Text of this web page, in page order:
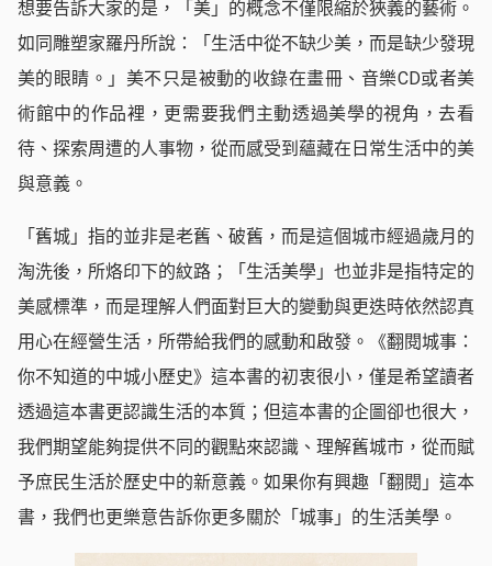
想要告訴大家的是，「美」的概念不僅限縮於狹義的藝術。
如同雕塑家羅丹所說：「生活中從不缺少美，而是缺少發現
美的眼睛。」美不只是被動的收錄在畫冊、音樂CD或者美
術館中的作品裡，更需要我們主動透過美學的視角，去看
待、探索周遭的人事物，從而感受到蘊藏在日常生活中的美
與意義。
「舊城」指的並非是老舊、破舊，而是這個城市經過歲月的
淘洗後，所烙印下的紋路；「生活美學」也並非是指特定的
美感標準，而是理解人們面對巨大的變動與更迭時依然認真
用心在經營生活，所帶給我們的感動和啟發。《翻閱城事：
你不知道的中城小歷史》這本書的初衷很小，僅是希望讀者
透過這本書更認識生活的本質；但這本書的企圖卻也很大，
我們期望能夠提供不同的觀點來認識、理解舊城市，從而賦
予庶民生活於歷史中的新意義。如果你有興趣「翻閱」這本
書，我們也更樂意告訴你更多關於「城事」的生活美學。